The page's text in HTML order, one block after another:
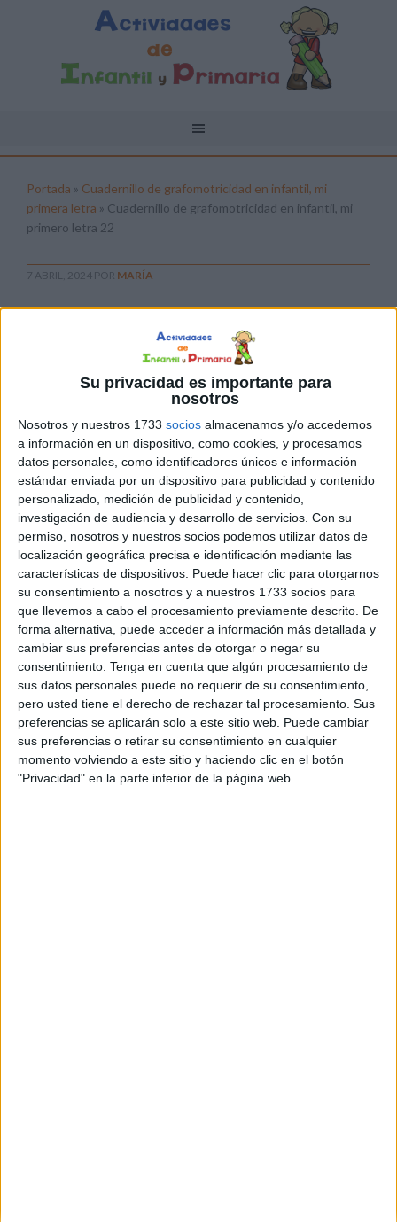
Su privacidad es importante para
nosotros
Nosotros y nuestros 1733 socios almacenamos y/o accedemos
a información en un dispositivo, como cookies, y procesamos
datos personales, como identificadores únicos e información
estándar enviada por un dispositivo para publicidad y contenido
personalizado, medición de publicidad y contenido,
investigación de audiencia y desarrollo de servicios. Con su
permiso, nosotros y nuestros socios podemos utilizar datos de
localización geográfica precisa e identificación mediante las
características de dispositivos. Puede hacer clic para otorgarnos
su consentimiento a nosotros y a nuestros 1733 socios para
que llevemos a cabo el procesamiento previamente descrito. De
forma alternativa, puede acceder a información más detallada y
cambiar sus preferencias antes de otorgar o negar su
consentimiento. Tenga en cuenta que algún procesamiento de
sus datos personales puede no requerir de su consentimiento,
pero usted tiene el derecho de rechazar tal procesamiento. Sus
preferencias se aplicarán solo a este sitio web. Puede cambiar
sus preferencias o retirar su consentimiento en cualquier
momento volviendo a este sitio y haciendo clic en el botón
"Privacidad" en la parte inferior de la página web.
Portada » Cuadernillo de grafomotricidad en infantil, mi
primera letra » Cuadernillo de grafomotricidad en infantil, mi
primero letra 22
7 ABRIL, 2024 POR MARÍA
infantil, mi primero letra 22
Pulsa sobre el enlace para descargar el